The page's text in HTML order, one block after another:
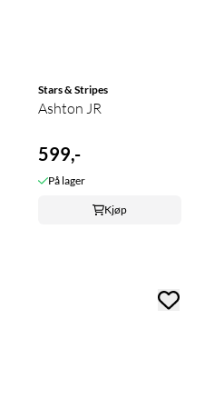
Stars & Stripes
Ashton JR
599,-
På lager
Kjøp